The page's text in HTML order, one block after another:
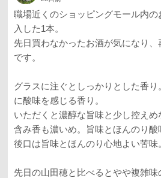
職場近くのショッピングモール内
入した1本。
先日買わなかったお酒が気になり
です。
グラスに注ぐとしっかりとした香
に酸味を感じる香り。
いただくと濃醇な旨味と少し控えめ
含み香も濃いめ。旨味とほんのり酸
後口は旨味とほんのり心地よい苦味
先日の山田穂と比べるとやや複雑味